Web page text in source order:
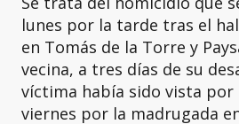
lunes por la tarde tras el
en Tomás de la Torre y
vecina, a tres días de su
víctima había sido vista por
viernes por la madrugada